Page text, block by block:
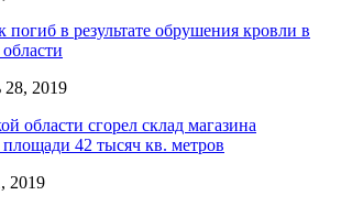
погиб в результате обрушения кровли в
28, 2019
области сгорел склад магазина
42 тысяч кв. метров
2019